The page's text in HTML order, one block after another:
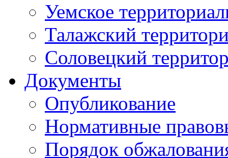
Уемское
Талажский
Соловецкий
Документы
Опубликование
Нормативные
Порядок